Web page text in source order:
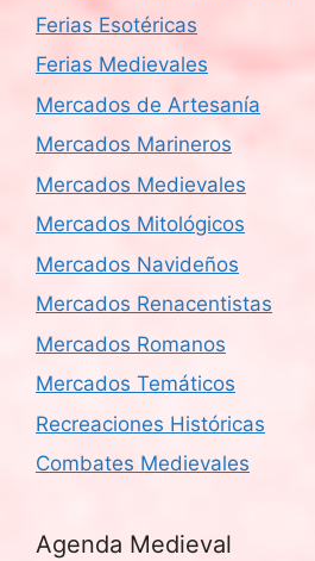
Ferias Esotéricas
Ferias Medievales
Mercados de Artesanía
Mercados Marineros
Mercados Medievales
Mercados Mitológicos
Mercados Navideños
Mercados Renacentistas
Mercados Romanos
Mercados Temáticos
Recreaciones Históricas
Combates Medievales
Agenda Medieval